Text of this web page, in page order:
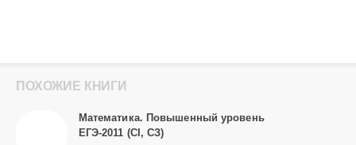
ПОХОЖИЕ КНИГИ
Математика. Повышенный уровень
ЕГЭ-2011 (CI, СЗ)